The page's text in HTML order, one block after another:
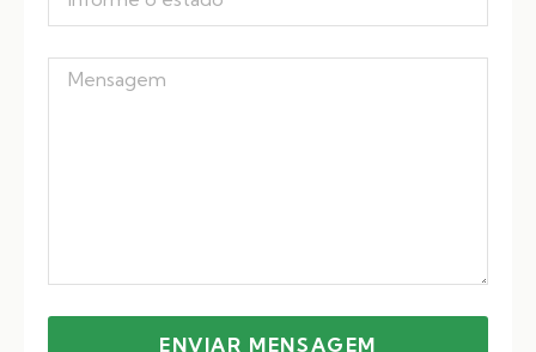
ENVIAR MENSAGEM